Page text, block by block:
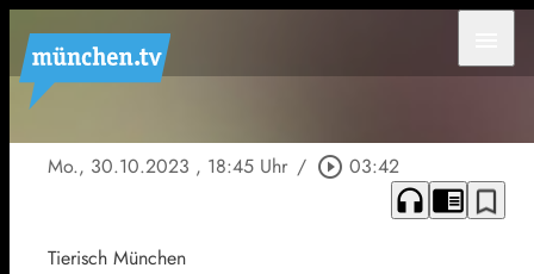
Mo., 30.10.2023 , 18:45 Uhr / play_circle_outline 03:42
headphones chrome_reader_mode bookmark_border
Tierisch München